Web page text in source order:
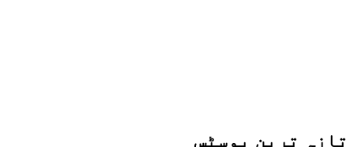
تازہ ترین پوسٹس